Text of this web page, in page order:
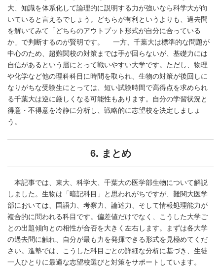
大、知識を体系化して論理的に説明する力が強いなら科学大が向
いていると言えるでしょう。どちらが有利というよりも、過去問
を解いてみて「どちらのアウトプット形式が自分に合っている
か」で判断するのが賢明です。 一方、千葉大は標準的な問題が
中心のため、超難関校の対策までは手が回らないが、基礎力には
自信があるという層にとって戦いやすい大学です。ただし、物理
や化学など他の理科科目に時間を取られ、生物の対策が後回しに
なりがちな受験生にとっては、短い試験時間で高得点を求められ
る千葉大は逆に厳しくなる可能性もあります。自分の学習状況と
得意・不得意を冷静に分析し、戦略的に志望校を決定しましょ
う。
6. まとめ
本記事では、東大、科学大、千葉大の医学部生物について解説
しました。生物は「暗記科目」と思われがちですが、難関大医学
部においては、国語力、考察力、論述力、そして情報処理能力が
複合的に問われる科目です。偏差値だけでなく、こうした大学ご
との出題傾向との相性が合否を大きく左右します。まずは各大学
の過去問に触れ、自分が最も力を発揮できる形式を見極めてくだ
さい。進塾では、こうした科目ごとの詳細な分析に基づき、生徒
一人ひとりに最適な志望校選びと対策をサポートしています。